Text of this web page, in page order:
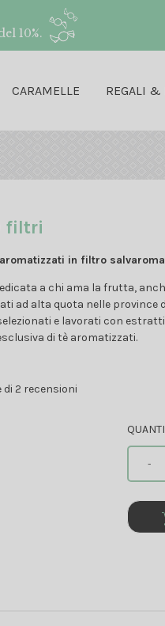
10%.
CARAMELLE REGALI &
filtri
in filtro salvaroma
a chi ama la frutta,
ad alta quota nelle province
e lavorati con
di tè aromatizzati.
di 2 recensioni
-